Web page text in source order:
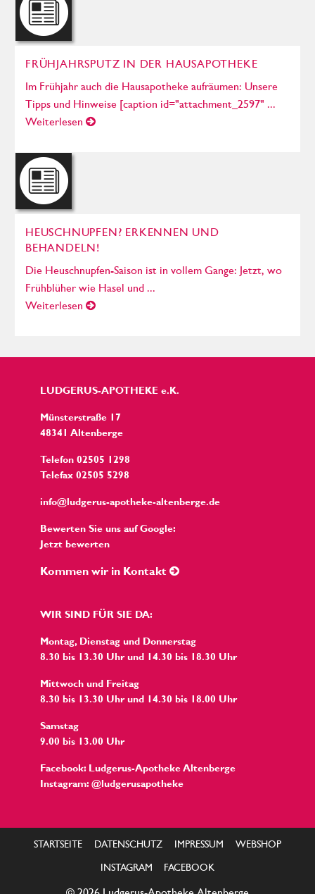
FRÜHJAHRSPUTZ IN DER HAUSAPOTHEKE
Im Frühjahr auch die Hausapotheke aufräumen: Unsere
Tipps und Hinweise [caption id="attachment_2597" ...
Weiterlesen
HEUSCHNUPFEN? ERKENNEN UND
BEHANDELN!
Die Heuschnupfen-Saison ist in vollem Gange: Jetzt, wo
Frühblüher wie Hasel und ...
Weiterlesen
LUDGERUS-APOTHEKE e.K.
Münsterstraße 17
48341 Altenberge
Telefon 02505 1298
Telefax 02505 5298
info@ludgerus-apotheke-altenberge.de
Bewerten Sie uns auf Google:
Jetzt bewerten
Kommen wir in Kontakt
WIR SIND FÜR SIE DA:
Montag, Dienstag und Donnerstag
8.30 bis 13.30 Uhr und 14.30 bis 18.30 Uhr
Mittwoch und Freitag
8.30 bis 13.30 Uhr und 14.30 bis 18.00 Uhr
Samstag
9.00 bis 13.00 Uhr
Facebook: Ludgerus-Apotheke Altenberge
Instagram: @ludgerusapotheke
STARTSEITE DATENSCHUTZ IMPRESSUM WEBSHOP
INSTAGRAM FACEBOOK